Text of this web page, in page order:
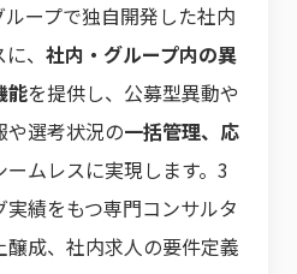
ープで独自開発した社内
、 社内・グループ内の異
能を提供し、公募型異動や
や選考状況の一括管理、応
ームレスに実現します。3
績をもつ専門コンサルタ
成、社内求人の要件定義